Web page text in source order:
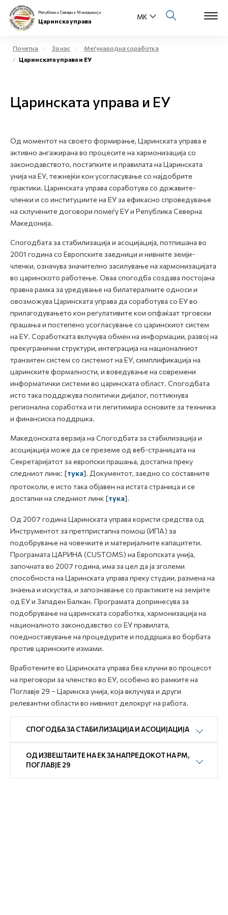
Физички лица
Open
Е-Царина
Медиа центар
Контакт
Е-Весник
Република Северна Македонија
Царинска управа
Почетна За нас
Меѓународна соработка
Царинската управа и ЕУ
Царинската управа и ЕУ
Од моментот на своето формирање, Царинската управа е
активно ангажирана во процесите на хармонизација со
законодавството, постапките и правилата на Царинската
унија на ЕУ, тежнејќи кон усогласување со најдобрите
практики. Царинската управа соработува со државите-
членки и со институциите на ЕУ за ефикасно спроведување
на склучените договори помеѓу ЕУ и Република Северна
Македонија.
Спогодбата за стабилизација и асоцијација, потпишана во
2001 година со Европските заедници и нивните земји-
членки, означува значително засилување на хармонизацијата
во царинското работење. Оваа спогодба создава постојана
правна рамка за уредување на билатералните односи и
овозможува Царинската управа да соработува со ЕУ во
прилагодувањето кон регулативите кои опфаќаат трговски
прашања и постепено усогласување со царинскиот систем
на ЕУ. Соработката вклучува обмен на информации, развој на
прекугранични структури, интеграција на националниот
транзитен систем со системот на ЕУ, симплификација на
царинските формалности, и воведување на современи
информатички системи во царинската област. Спогодбата
исто така поддржува политички дијалог, поттикнува
регионална соработка и ги легитимира основите за техничка
и финансиска поддршка.
Македонската верзија на Спогодбата за стабилизација и
асоцијација може да се преземе од веб-страницата на
Секретаријатот за европски прашања, достапна преку
следниот линк: [тука]. Документот, заедно со составните
протоколи, е исто така објавен на истата страница и се
достапни на следниот линк [тука].
Од 2007 година Царинската управа користи средства од
Инструментот за претпристапна помош (ИПА) за
подобрување на човечките и материјалните капацитети.
Програмата ЦАРИНА (CUSTOMS) на Европската унија,
започната во 2007 година, има за цел да ја зголеми
способноста на Царинската управа преку студии, размена на
знаења и искуства, и запознавање со практиките на земјите
од ЕУ и Западен Балкан. Програмата допринесува за
подобрување на царинската соработка, хармонизација на
националното законодавство со ЕУ правилата,
поедноставување на процедурите и поддршка во борбата
против царинските измами.
Вработените во Царинската управа беа клучни во процесот
на преговори за членство во ЕУ, особено во рамките на
Поглавје 29 – Царинска унија, која вклучува и други
релевантни области во нивниот делокруг на работа.
СПОГОДБА ЗА СТАБИЛИЗАЦИЈА И АСОЦИЈАЦИЈА
ОД ИЗВЕШТАИТЕ НА ЕК ЗА НАПРЕДОКОТ НА РМ,
ПОГЛАВЈЕ 29